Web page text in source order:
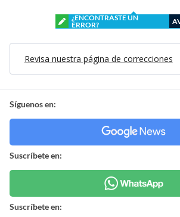
¿ENCONTRASTE UN
ERROR?
Revisa nuestra página de correcciones
Síguenos en:
Suscríbete en:
Suscríbete en: